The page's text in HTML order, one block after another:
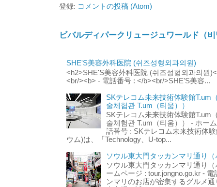
登録: コメントの投稿 (Atom)
ビバルディパークリュージュワールド（
SHE'S美容外科医院 (쉬즈성형외과의원)
<h2>SHE'S美容外科医院 (쉬즈성형외과의원
<br/><b> - 電話番号 : </b><br/>SHE'S美容...
SKテレコム未来技術体験館T.um
술체험관 T.um（티움））
SKテレコム未来技術体験館T.um
술체험관 T.um（티움）） - ホー
話番号 : SKテレコム未来技術体
ウム)は、「Technology、U-top...
ソウル東大門タッカンマリ通り
ソウル東大門タッカンマリ通り
ームページ : tour.jongno.go.kr -
ンマリのお店が密集するグルメ